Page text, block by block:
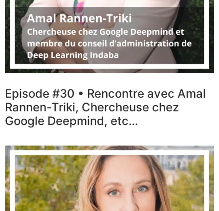
Episode #30 • Rencontre avec Amal
Rannen-Triki, Chercheuse chez
Google Deepmind, etc…